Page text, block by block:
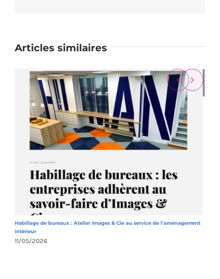
Articles similaires
Habillage de bureaux : Atelier Images & Cie au service de l’aménagement
intérieur
11/05/2026